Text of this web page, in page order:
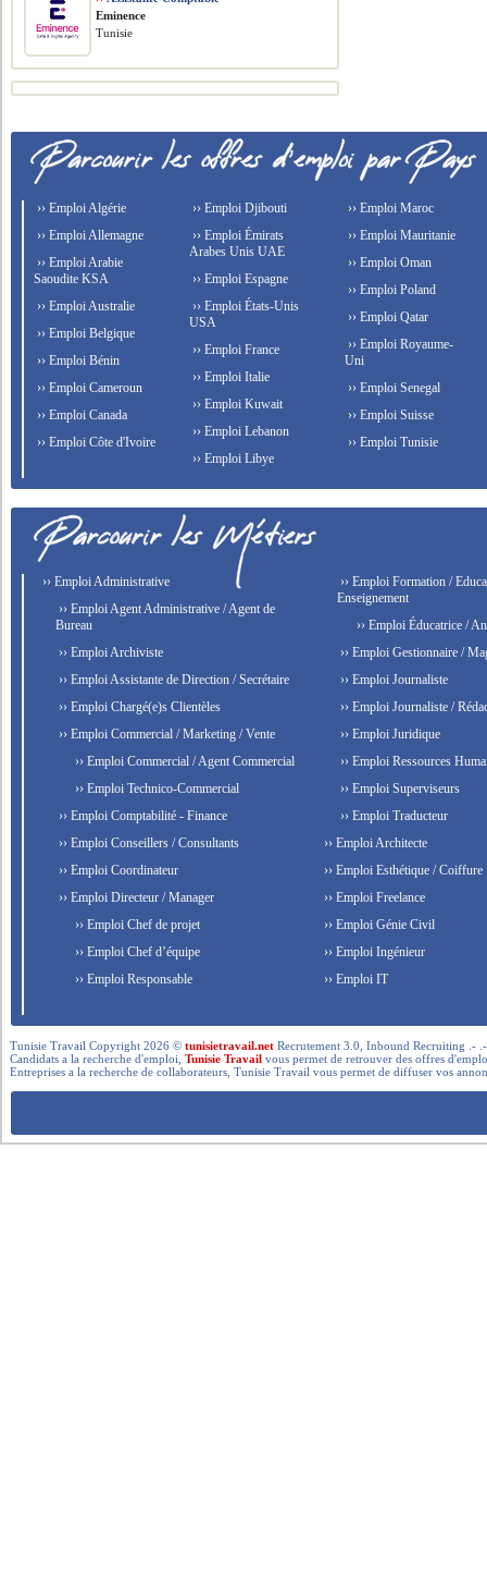
Eminence
Tunisie
›› Emploi Algérie
›› Emploi Allemagne
›› Emploi Arabie
Saoudite KSA
›› Emploi Australie
›› Emploi Belgique
›› Emploi Bénin
›› Emploi Cameroun
›› Emploi Canada
›› Emploi Côte d'Ivoire
›› Emploi Djibouti
›› Emploi Émirats
Arabes Unis UAE
›› Emploi Espagne
›› Emploi États-Unis
USA
›› Emploi France
›› Emploi Italie
›› Emploi Kuwait
›› Emploi Lebanon
›› Emploi Libye
›› Emploi Maroc
›› Emploi Mauritanie
›› Emploi Oman
›› Emploi Poland
›› Emploi Qatar
›› Emploi Royaume-
Uni
›› Emploi Senegal
›› Emploi Suisse
›› Emploi Tunisie
›› Emploi Administrative
›› Emploi Agent Administrative / Agent de
Bureau
›› Emploi Archiviste
›› Emploi Assistante de Direction / Secrétaire
›› Emploi Chargé(e)s Clientèles
›› Emploi Commercial / Marketing / Vente
›› Emploi Commercial / Agent Commercial
›› Emploi Technico-Commercial
›› Emploi Comptabilité - Finance
›› Emploi Conseillers / Consultants
›› Emploi Coordinateur
›› Emploi Directeur / Manager
›› Emploi Chef de projet
›› Emploi Chef d’équipe
›› Emploi Responsable
›› Emploi Formation /
Enseignement
›› Emploi Éducatrice /
›› Emploi Gestionnaire /
›› Emploi Journaliste
›› Emploi Journaliste /
›› Emploi Juridique
›› Emploi Ressources
›› Emploi Superviseurs
›› Emploi Traducteur
›› Emploi Architecte
›› Emploi Esthétique / Coiffure
›› Emploi Freelance
›› Emploi Génie Civil
›› Emploi Ingénieur
›› Emploi IT
Tunisie Travail Copyright 2026 ©tunisietravail.net Recrutement 3.0, Inbound Recruiting .-
Candidats a la recherche d'emploi,Tunisie Travail vous permet de retrouver des offres
Entreprises a la recherche de collaborateurs, Tunisie Travail vous permet de diffuser vos